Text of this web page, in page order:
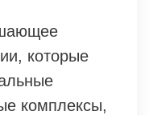
которые
комплексы,